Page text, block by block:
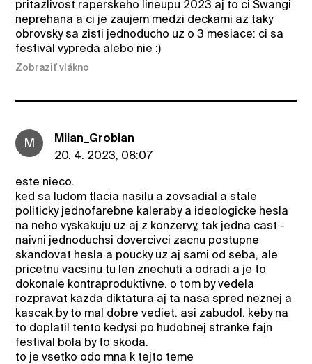
pritazlivost raperskeho lineupu 2023 aj to ci Swangi
neprehana a ci je zaujem medzi deckami az taky
obrovsky sa zisti jednoducho uz o 3 mesiace: ci sa
festival vypreda alebo nie :)
Zobraziť vlákno
M
Milan_Grobian
20. 4. 2023, 08:07
este nieco.
ked sa ludom tlacia nasilu a zovsadial a stale
politicky jednofarebne kaleraby a ideologicke hesla
na neho vyskakuju uz aj z konzervy, tak jedna cast -
naivni jednoduchsi dovercivci zacnu postupne
skandovat hesla a poucky uz aj sami od seba, ale
pricetnu vacsinu tu len znechuti a odradi a je to
dokonale kontraproduktivne. o tom by vedela
rozpravat kazda diktatura aj ta nasa spred neznej a
kascak by to mal dobre vediet. asi zabudol. keby na
to doplatil tento kedysi po hudobnej stranke fajn
festival bola by to skoda.
to je vsetko odo mna k tejto teme